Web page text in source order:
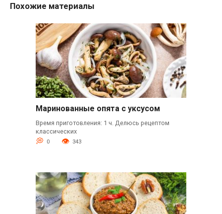
Похожие материалы
Маринованные опята с уксусом
Время приготовления: 1 ч. Делюсь рецептом
классических
0 343